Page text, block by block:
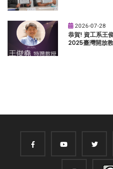
2026-07-28
恭賀! 資工系王
2025臺灣開放